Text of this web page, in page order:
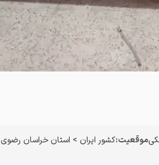
موقعیت:کشور ایران > استان خراسان رضوی